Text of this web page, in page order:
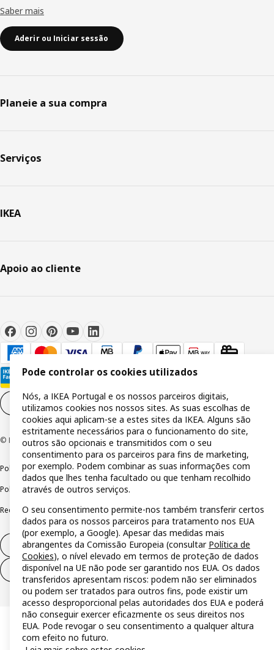
Saber mais
Aderir ou Iniciar sessão
Planeie a sua compra
Serviços
IKEA
Apoio ao cliente
Definições de cookies PT
© Inter IKEA Systems B.V 1999-2026
Política de privacidadePolítica de cookiesTermos de utilização
Política de divulgação responsávelLivro de reclamações
Reclamações e resolução de litígios
Direito de livre resolução
Direito de livre resolução (serviços)
Pode controlar os cookies utilizados
Nós, a IKEA Portugal e os nossos parceiros digitais,
utilizamos cookies nos nossos sites. As suas escolhas de
cookies aqui aplicam-se a estes sites da IKEA. Alguns são
estritamente necessários para o funcionamento do site,
outros são opcionais e transmitidos com o seu
consentimento para os parceiros para fins de marketing,
por exemplo. Podem combinar as suas informações com
dados que lhes tenha facultado ou que tenham recolhido
através de outros serviços.
O seu consentimento permite-nos também transferir certos
dados para os nossos parceiros para tratamento nos EUA
(por exemplo, a Google). Apesar das medidas mais
abrangentes da Comissão Europeia (consultar Política de
Cookies), o nível elevado em termos de proteção de dados
disponível na UE não pode ser garantido nos EUA. Os dados
transferidos apresentam riscos: podem não ser eliminados
ou podem ser tratados para outros fins, pode existir um
acesso desproporcional pelas autoridades dos EUA e poderá
não conseguir exercer eficazmente os seus direitos nos
EUA. Pode revogar o seu consentimento a qualquer altura
com efeito no futuro.